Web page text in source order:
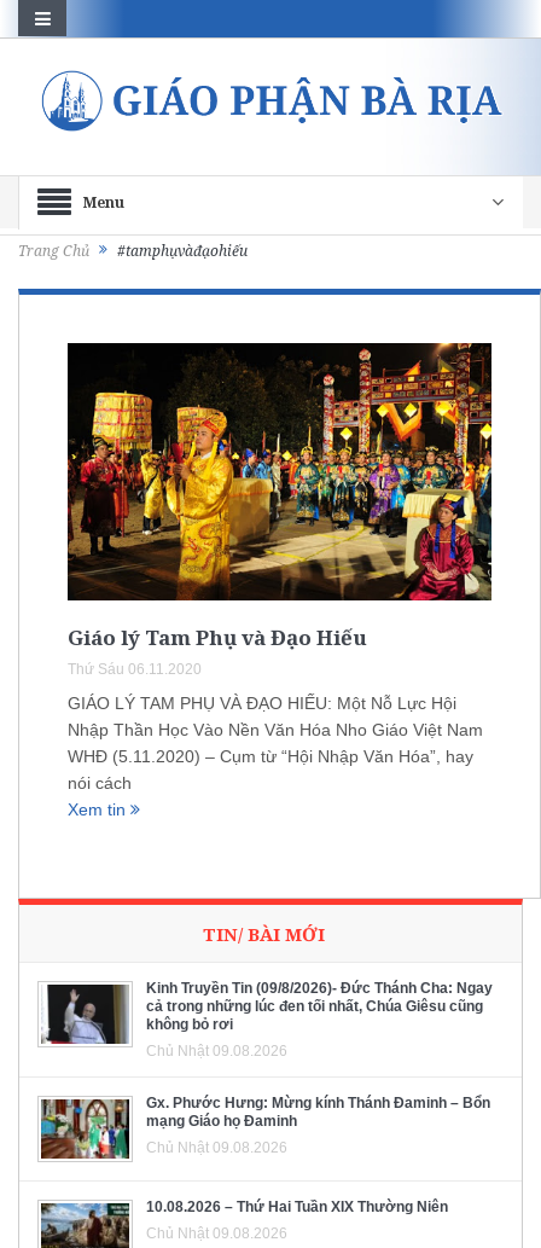
Menu
Trang Chủ #tamphụvàđạohiếu
Giáo lý Tam Phụ và Đạo Hiếu
Thứ Sáu 06.11.2020
GIÁO LÝ TAM PHỤ VÀ ĐẠO HIẾU: Một Nỗ Lực Hội
Nhập Thần Học Vào Nền Văn Hóa Nho Giáo Việt Nam
WHĐ (5.11.2020) – Cụm từ “Hội Nhập Văn Hóa”, hay
nói cách
Xem tin
TIN/ BÀI MỚI
Kinh Truyền Tin (09/8/2026)- Đức Thánh Cha: Ngay
cả trong những lúc đen tối nhất, Chúa Giêsu cũng
không bỏ rơi
Chủ Nhật 09.08.2026
Gx. Phước Hưng: Mừng kính Thánh Đaminh – Bổn
mạng Giáo họ Đaminh
Chủ Nhật 09.08.2026
10.08.2026 – Thứ Hai Tuần XIX Thường Niên
Chủ Nhật 09.08.2026